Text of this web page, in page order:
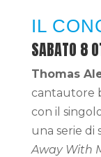
IL
SABATO 8
Thomas
cantautore
con il
una serie di
Away With